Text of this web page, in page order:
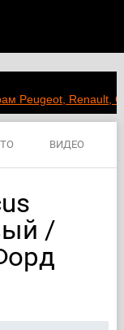
Peugeot, Renault,
ВИДЕО
/